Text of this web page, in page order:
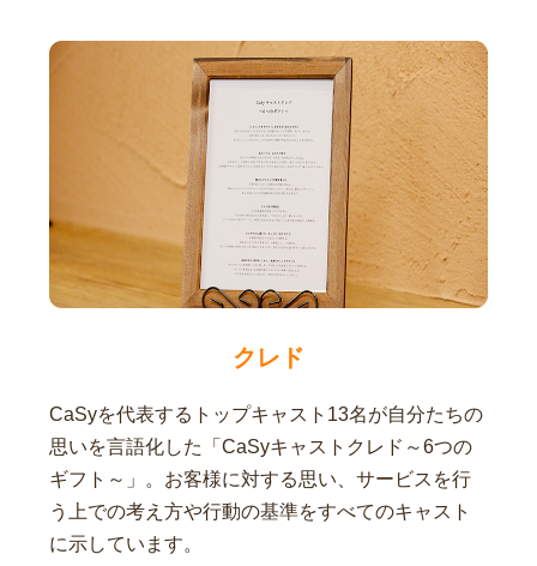
クレド
CaSyを代表するトップキャスト13名が自分たちの
思いを言語化した「CaSyキャストクレド～6つの
ギフト～」。お客様に対する思い、サービスを行
う上での考え方や行動の基準をすべてのキャスト
に示しています。